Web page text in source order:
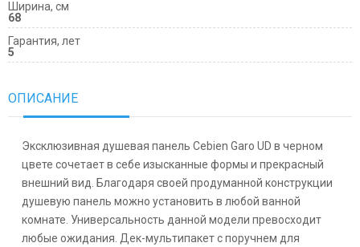
Ширина, см
68
Гарантия, лет
5
ОПИСАНИЕ
Эксклюзивная душевая панель Cebien Garo UD в черном
цвете сочетает в себе изысканные формы и прекрасный
внешний вид. Благодаря своей продуманной конструкции
душевую панель можно установить в любой ванной
комнате. Универсальность данной модели превосходит
любые ожидания. Дек-мультипакет с поручнем для